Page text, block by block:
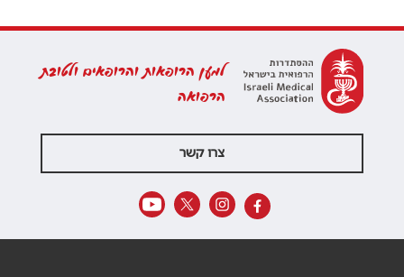
למען הרופאות והרופאים ולטובת
הרפואה
צרו קשר